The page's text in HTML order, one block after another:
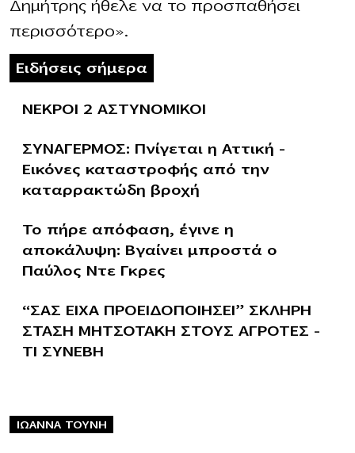
Δημήτρης ήθελε να το προσπαθήσει
περισσότερο».
Ειδήσεις σήμερα
ΝΕΚΡΟΙ 2 ΑΣΤΥΝΟΜΙΚΟΙ
ΣΥΝΑΓΕΡΜΟΣ: Πνίγεται η Αττική –
Εικόνες καταστροφής από την
καταρρακτώδη βροχή
Το πήρε απόφαση, έγινε η
αποκάλυψη: Βγαίνει μπροστά ο
Παύλος Ντε Γκρες
“ΣΑΣ ΕΙΧΑ ΠΡΟΕΙΔΟΠΟΙΗΣΕΙ” ΣΚΛΗΡΗ
ΣΤΑΣΗ ΜΗΤΣΟΤΑΚΗ ΣΤΟΥΣ ΑΓΡΟΤΕΣ –
ΤΙ ΣΥΝΕΒΗ
ΙΩΑΝΝΑ ΤΟΥΝΗ